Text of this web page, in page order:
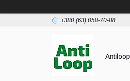
+380 (63) 058-70-88
Antiloop